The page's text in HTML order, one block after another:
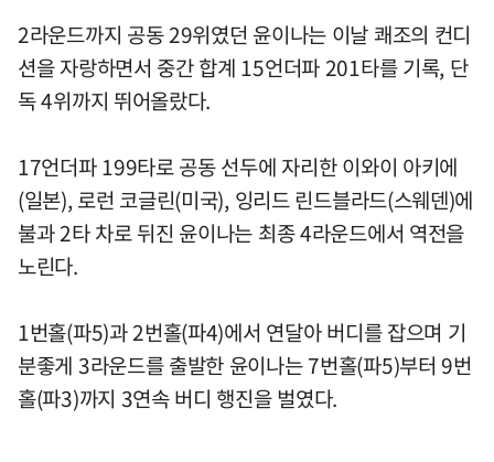
2라운드까지 공동 29위였던 윤이나는 이날 쾌조의 컨디
션을 자랑하면서 중간 합계 15언더파 201타를 기록, 단
독 4위까지 뛰어올랐다.
17언더파 199타로 공동 선두에 자리한 이와이 아키에
(일본), 로런 코글린(미국), 잉리드 린드블라드(스웨덴)에
불과 2타 차로 뒤진 윤이나는 최종 4라운드에서 역전을
노린다.
1번홀(파5)과 2번홀(파4)에서 연달아 버디를 잡으며 기
분좋게 3라운드를 출발한 윤이나는 7번홀(파5)부터 9번
홀(파3)까지 3연속 버디 행진을 벌였다.